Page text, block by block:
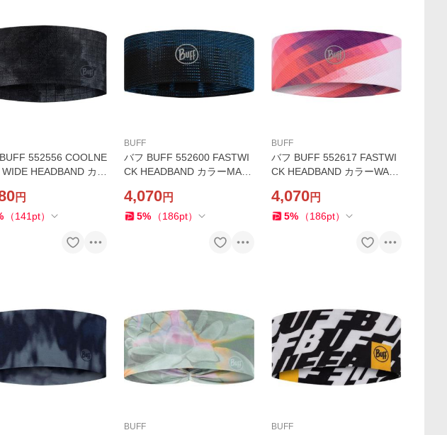
552556 COOLNE
HEADBAND カラ
UPF50 ランニング ジ
ストレッチ スポーツ
円
（141 pt）
BUFF
バフ BUFF 552600 FASTWI
CK HEADBAND カラーMALC
ング ジム ヨガ ストレッチ ス
ポーツ
4,070円
5% （186pt）
BUFF
バフ BUFF 552617 FASTWI
CK HEADBAND カラーWAE
ニング ジム ヨガ ストレッチ
スポーツ
4,070円
5% （186pt）
BUFF BUFF